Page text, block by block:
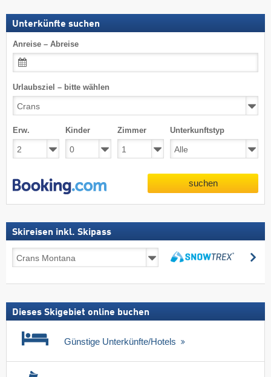
Unterkünfte suchen
Anreise – Abreise
Urlaubsziel – bitte wählen
Erw. Kinder Zimmer Unterkunftstyp
suchen
Skireisen inkl. Skipass
Skireisen
inkl.
Dieses Skigebiet online buchen
Günstige Unterkünfte/Hotels